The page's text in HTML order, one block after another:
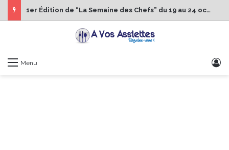
1er Édition de “La Semaine des Chefs” du 19 au 24 octobre 2026
Menu